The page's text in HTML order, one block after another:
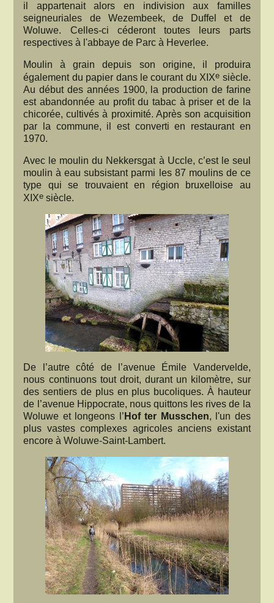
il appartenait alors en indivision aux familles
seigneuriales de Wezembeek, de Duffel et de
Woluwe. Celles-ci céderont toutes leurs parts
respectives à l'abbaye de Parc à Heverlee.
Moulin à grain depuis son origine, il produira
également du papier dans le courant du XIXe siècle.
Au début des années 1900, la production de farine
est abandonnée au profit du tabac à priser et de la
chicorée, cultivés à proximité. Après son acquisition
par la commune, il est converti en restaurant en
1970.
Avec le moulin du Nekkersgat à Uccle, c’est le seul
moulin à eau subsistant parmi les 87 moulins de ce
type qui se trouvaient en région bruxelloise au
XIXe siècle.
De l’autre côté de l’avenue Émile Vandervelde,
nous continuons tout droit, durant un kilomètre, sur
des sentiers de plus en plus bucoliques. À hauteur
de l’avenue Hippocrate, nous quittons les rives de la
Woluwe et longeons l’ Hof ter Musschen, l'un des
plus vastes complexes agricoles anciens existant
encore à Woluwe-Saint-Lambert.